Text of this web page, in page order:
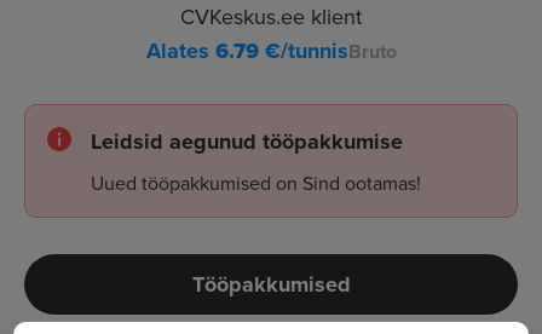
CVKeskus.ee klient
Alates 6.79€/tunnisBruto
Leidsid aegunud tööpakkumise
Uued tööpakkumised on Sind ootamas!
Tööpakkumised